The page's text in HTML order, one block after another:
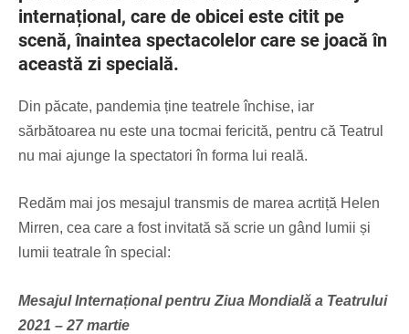
internațional, care de obicei este citit pe
scenă, înaintea spectacolelor care se joacă în
această zi specială.
Din păcate, pandemia ține teatrele închise, iar
sărbătoarea nu este una tocmai fericită, pentru că Teatrul
nu mai ajunge la spectatori în forma lui reală.
Redăm mai jos mesajul transmis de marea acrtiță Helen
Mirren, cea care a fost invitată să scrie un gând lumii și
lumii teatrale în special:
Mesajul Internațional pentru Ziua Mondială a Teatrului
2021 – 27 martie